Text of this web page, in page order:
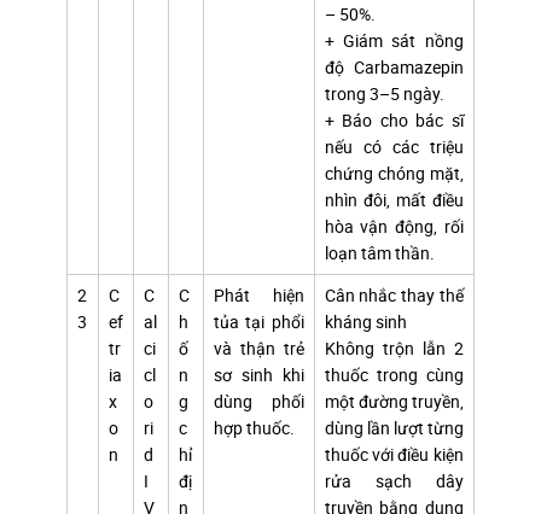
– 50%.
+ Giám sát nồng
độ Carbamazepin
trong 3–5 ngày.
+ Báo cho bác sĩ
nếu có các triệu
chứng chóng mặt,
nhìn đôi, mất điều
hòa vận động, rối
loạn tâm thần.
2
3
C
ef
tr
ia
x
o
n
C
al
ci
cl
o
ri
d
I
V
C
h
ố
n
g
c
hỉ
đị
n
Phát hiện
tủa tại phổi
và thận trẻ
sơ sinh khi
dùng phối
hợp thuốc.
Cân nhắc thay thế
kháng sinh
Không trộn lẫn 2
thuốc trong cùng
một đường truyền,
dùng lần lượt từng
thuốc với điều kiện
rửa sạch dây
truyền bằng dung